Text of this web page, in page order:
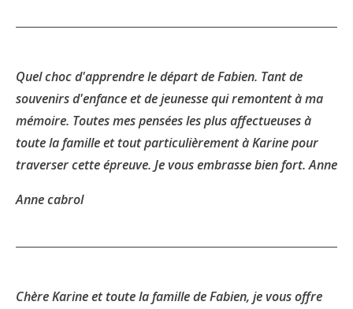
Quel choc d'apprendre le départ de Fabien. Tant de
souvenirs d'enfance et de jeunesse qui remontent à ma
mémoire. Toutes mes pensées les plus affectueuses à
toute la famille et tout particulièrement à Karine pour
traverser cette épreuve. Je vous embrasse bien fort. Anne
Anne cabrol
Chère Karine et toute la famille de Fabien, je vous offre